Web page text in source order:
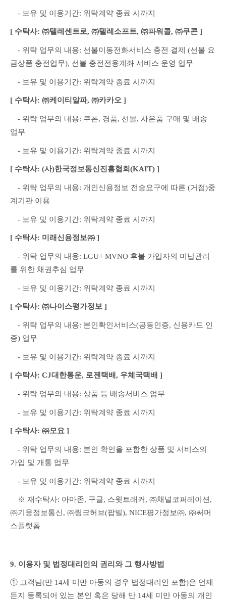
- 보유 및 이용기간: 위탁계약 종료 시까지
[ 수탁사: ㈜텔레센트로, ㈜텔레소프트, ㈜파워콜, ㈜쿠콘 ]
- 위탁 업무의 내용: 선불이동전화서비스 충전 결제 (선불 요
금상품 충전업무), 선불 충전전용계좌 서비스 운영 업무
- 보유 및 이용기간: 위탁계약 종료 시까지
[ 수탁사: ㈜케이티알파, ㈜카카오 ]
- 위탁 업무의 내용: 쿠폰, 경품, 선물, 사은품 구매 및 배송
업무
- 보유 및 이용기간: 위탁계약 종료 시까지
[ 수탁사: (사)한국정보통신진흥협회(KAIT) ]
- 위탁 업무의 내용: 개인신용정보 전송요구에 따른 (거점)중
계기관 이용
- 보유 및 이용기간: 위탁계약 종료 시까지
[ 수탁사: 미래신용정보㈜ ]
- 위탁 업무의 내용: LGU+ MVNO 후불 가입자의 미납관리
를 위한 채권추심 업무
- 보유 및 이용기간: 위탁계약 종료 시까지
[ 수탁사: ㈜나이스평가정보 ]
- 위탁 업무의 내용: 본인확인서비스(공동인증, 신용카드 인
증) 업무
- 보유 및 이용기간: 위탁계약 종료 시까지
[ 수탁사: CJ대한통운, 로젠택배, 우체국택배 ]
- 위탁 업무의 내용: 상품 등 배송서비스 업무
- 보유 및 이용기간: 위탁계약 종료 시까지
[ 수탁사: ㈜모요 ]
- 위탁 업무의 내용: 본인 확인을 포함한 상품 및 서비스의
가입 및 개통 업무
- 보유 및 이용기간: 위탁계약 종료 시까지
※ 재수탁사: 아마존, 구글, 스윗트래커, ㈜채널코퍼레이션,
㈜기웅정보통신, ㈜링크허브(팝빌), NICE평가정보㈜, ㈜써머
스플랫폼
9. 이용자 및 법정대리인의 권리와 그 행사방법
① 고객님(만 14세 미만 아동의 경우 법정대리인 포함)은 언제
든지 등록되어 있는 본인 혹은 당해 만 14세 미만 아동의 개인